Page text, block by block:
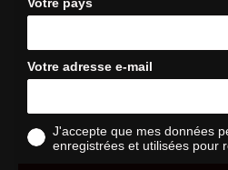
Votre adresse e-mail
J'accepte que mes données
enregistrées et utilisées pour